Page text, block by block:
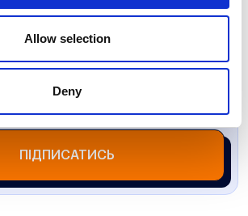
Allow selection
Deny
ПІДПИСАТИСЬ